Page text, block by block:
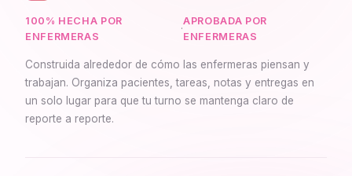
100% HECHA POR
ENFERMERAS
·
APROBADA POR
ENFERMERAS
Construida alrededor de cómo las enfermeras piensan y
trabajan. Organiza pacientes, tareas, notas y entregas en
un solo lugar para que tu turno se mantenga claro de
reporte a reporte.